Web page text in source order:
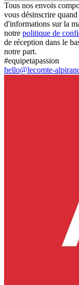
Tous nos envois
vous désinscrire
d'informations sur la
notre politique de
de réception dans le
notre part.
#equipetapassion
hello@lecomte-